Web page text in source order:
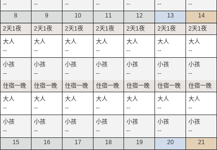
-- -- -- -- -- --
--
8
--
--
--
--
9
--
--
--
--
10
--
--
--
--
11
--
--
--
--
12
--
--
--
--
13
--
--
--
--
14
--
--
--
--
15
16 17 18 19 20 21